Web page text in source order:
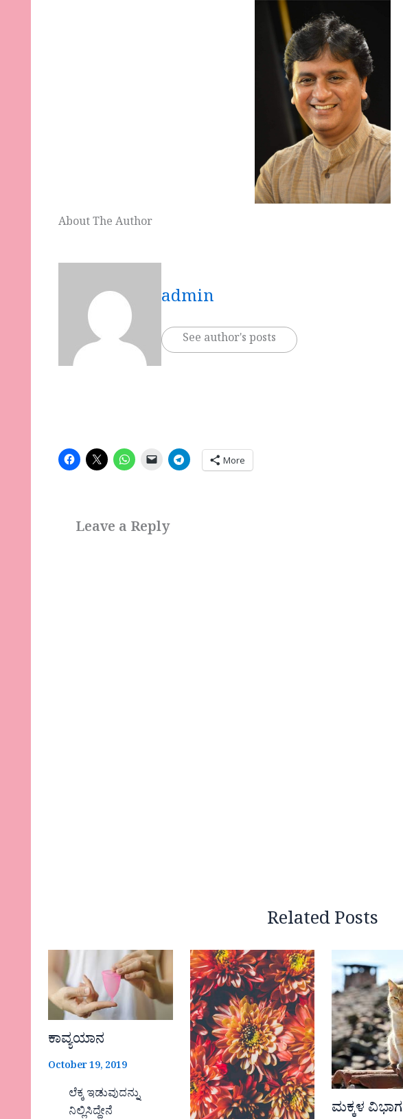
About The Author
admin
See author's posts
More
Leave a Reply
Related Posts
ಕಾವ್ಯಯಾನ
October 19, 2019
ಲೆಕ್ಕ ಇಡುವುದನ್ನು
ನಿಲ್ಲಿಸಿದ್ದೇನೆ
ಮಕ್ಕಳ ವಿಭಾಗ